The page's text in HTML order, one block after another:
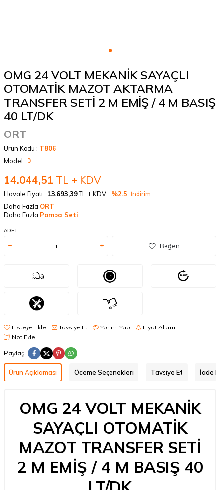
OMG 24 VOLT MEKANİK SAYAÇLI
OTOMATİK MAZOT AKTARMA
TRANSFER SETİ 2 M EMİŞ / 4 M BASIŞ
40 LT/DK
ORT
Ürün Kodu : T806
Model : 0
14.044,51 TL + KDV
Havale Fiyatı : 13.693,39TL + KDV %2.5 İndirim
Daha Fazla ORT
Daha Fazla Pompa Seti
ADET
Beğen
Listeye Ekle Tavsiye Et Yorum Yap
Fiyat Alarmı
Not Ekle
Paylaş
Ürün Açıklaması Ödeme Seçenekleri Tavsiye Et İade
OMG 24 VOLT MEKANİK
SAYAÇLI OTOMATİK
MAZOT TRANSFER SETİ
2 M EMİŞ / 4 M BASIŞ 40